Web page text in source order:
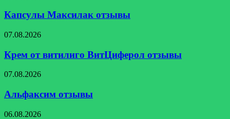
отзывы
Капсулы Максилак отзывы
Крем
витилиго
ВитЦиферол
отзывы
07.08.2026
Крем от витилиго ВитЦиферол отзывы
Альфаксим
07.08.2026
Альфаксим отзывы
ElevateSphere
06.08.2026